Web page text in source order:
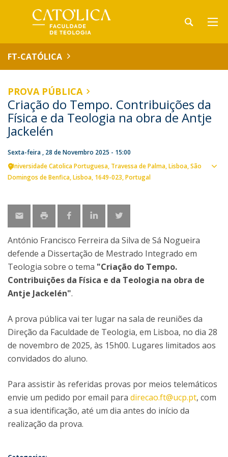
FT-CATÓLICA
PROVA PÚBLICA
Criação do Tempo. Contribuições da
Física e da Teologia na obra de Antje
Jackelén
Sexta-feira , 28 de Novembro 2025 - 15:00
Universidade Catolica Portuguesa Travessa de Palma Lisboa São
Domingos de Benfica, Lisboa 1649-023 Portugal
António Francisco Ferreira da Silva de Sá Nogueira
defende a Dissertação de Mestrado Integrado em
Teologia sobre o tema "Criação do Tempo.
Contribuições da Física e da Teologia na obra de
Antje Jackelén".
A prova pública vai ter lugar na sala de reuniões da
Direção da Faculdade de Teologia, em Lisboa, no dia 28
de novembro de 2025, às 15h00. Lugares limitados aos
convidados do aluno.
Para assistir às referidas provas por meios telemáticos
envie um pedido por email para direcao.ft@ucp.pt, com
a sua identificação, até um dia antes do início da
realização da prova.